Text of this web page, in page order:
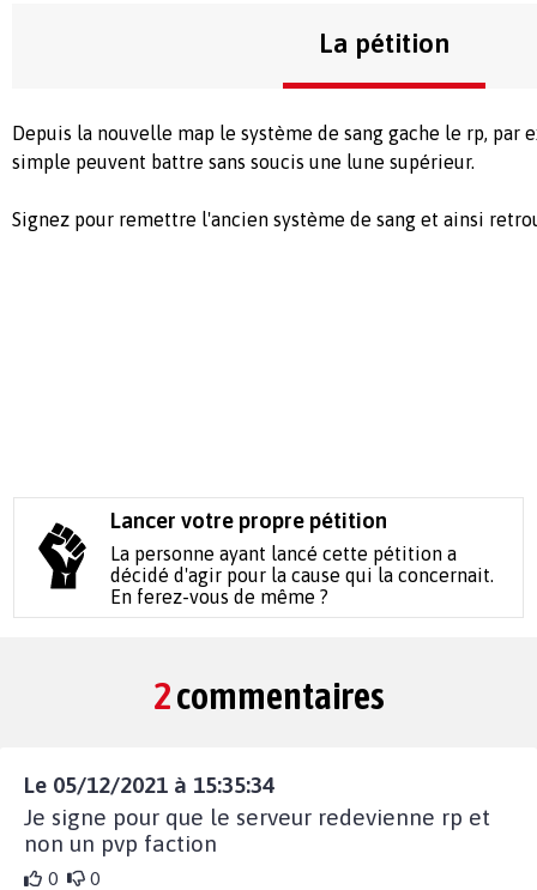
La pétition
Depuis la nouvelle map le système de sang gache le rp, par
simple peuvent battre sans soucis une lune supérieur.
Signez pour remettre l'ancien système de sang et ainsi
Lancer votre propre pétition
La personne ayant lancé cette pétition a
décidé d'agir pour la cause qui la concernait.
En ferez-vous de même ?
2commentaires
Le 05/12/2021 à 15:35:34
Je signe pour que le serveur redevienne rp et
non un pvp faction
0 0